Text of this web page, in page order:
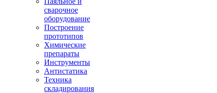
сварочное
оборудование
Построение
прототипов
Химические
препараты
Инструменты
Aнтистатика
Техника
складирования